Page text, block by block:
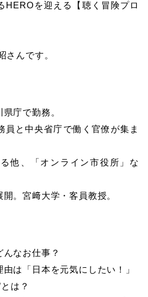
HEROを迎える【聴く冒険プロ
さんです。
庁で勤務。
員と中央省庁で働く官僚が集ま
他、「オンライン市役所」な
。宮﨑大学・客員教授。
なお仕事？
は「日本を元気にしたい！」
は？